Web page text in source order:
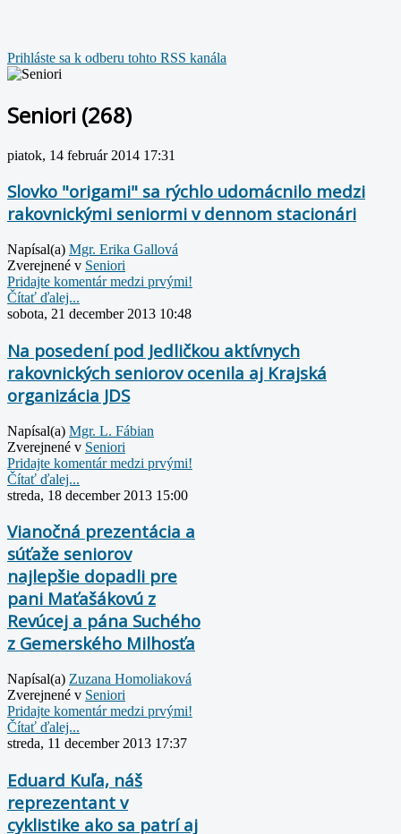
Prihláste sa k odberu tohto RSS kanála
Seniori (268)
piatok, 14 február 2014 17:31
Slovko "origami" sa rýchlo udomácnilo medzi
rakovnickými seniormi v dennom stacionári
Napísal(a) Mgr. Erika Gallová
Zverejnené v Seniori
Pridajte komentár medzi prvými!
Čítať ďalej...
sobota, 21 december 2013 10:48
Na posedení pod Jedličkou aktívnych
rakovnických seniorov ocenila aj Krajská
organizácia JDS
Napísal(a) Mgr. L. Fábian
Zverejnené v Seniori
Pridajte komentár medzi prvými!
Čítať ďalej...
streda, 18 december 2013 15:00
Vianočná prezentácia a
súťaže seniorov
najlepšie dopadli pre
pani Maťašákovú z
Revúcej a pána Suchého
z Gemerského Milhosťa
Napísal(a) Zuzana Homoliaková
Zverejnené v Seniori
Pridajte komentár medzi prvými!
Čítať ďalej...
streda, 11 december 2013 17:37
Eduard Kuľa, náš
reprezentant v
cyklistike ako sa patrí aj